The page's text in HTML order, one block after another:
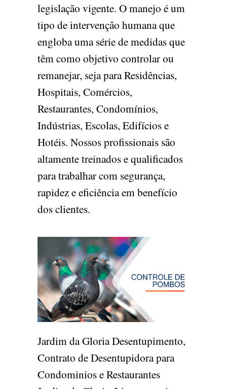
legislação vigente. O manejo é um
tipo de intervenção humana que
engloba uma série de medidas que
têm como objetivo controlar ou
remanejar, seja para Residências,
Hospitais, Comércios,
Restaurantes, Condomínios,
Indústrias, Escolas, Edifícios e
Hotéis. Nossos profissionais são
altamente treinados e qualificados
para trabalhar com segurança,
rapidez e eficiência em benefício
dos clientes.
Jardim da Gloria Desentupimento,
Contrato de Desentupidora para
Condominios e Restaurantes